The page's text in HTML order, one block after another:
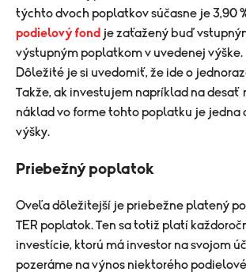
týchto dvoch poplatkov súčasne je 3,90
podielový fond je zaťažený buď
výstupným poplatkom v uvedenej výške.
Dôležité je si uvedomiť, že ide o
Takže, ak investujem napríklad na desať
náklad vo forme tohto poplatku je jedna
výšky.
Priebežný poplatok
Oveľa dôležitejší je priebežne platený
TER poplatok. Ten sa totiž platí
investície, ktorú má investor na svojom
pozeráme na výnos niektorého